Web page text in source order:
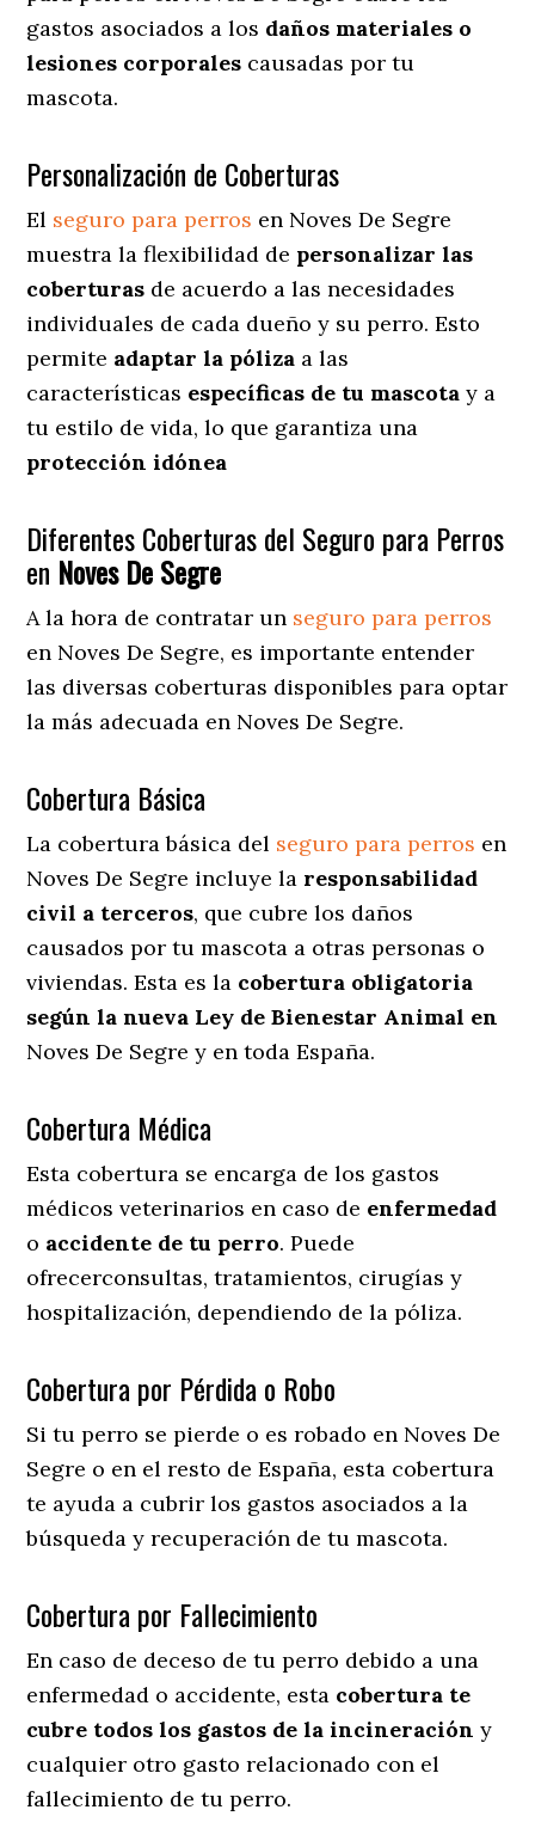
gastos asociados a los daños materiales o
lesiones corporales causadas por tu
mascota.
Personalización de Coberturas
El seguro para perros en Noves De Segre
muestra la flexibilidad de personalizar las
coberturas de acuerdo a las necesidades
individuales de cada dueño y su perro. Esto
permite adaptar la póliza a las
características específicas de tu mascota y a
tu estilo de vida, lo que garantiza una
protección idónea
Diferentes Coberturas del Seguro para Perros
en Noves De Segre
A la hora de contratar un seguro para perros
en Noves De Segre, es importante entender
las diversas coberturas disponibles para optar
la más adecuada en Noves De Segre.
Cobertura Básica
La cobertura básica del seguro para perros en
Noves De Segre incluye la responsabilidad
civil a terceros, que cubre los daños
causados por tu mascota a otras personas o
viviendas. Esta es la cobertura obligatoria
según la nueva Ley de Bienestar Animal en
Noves De Segre y en toda España.
Cobertura Médica
Esta cobertura se encarga de los gastos
médicos veterinarios en caso de enfermedad
o accidente de tu perro. Puede
ofrecerconsultas, tratamientos, cirugías y
hospitalización, dependiendo de la póliza.
Cobertura por Pérdida o Robo
Si tu perro se pierde o es robado en Noves De
Segre o en el resto de España, esta cobertura
te ayuda a cubrir los gastos asociados a la
búsqueda y recuperación de tu mascota.
Cobertura por Fallecimiento
En caso de deceso de tu perro debido a una
enfermedad o accidente, esta cobertura te
cubre todos los gastos de la incineración y
cualquier otro gasto relacionado con el
fallecimiento de tu perro.